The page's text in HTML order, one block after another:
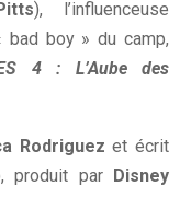
), l’influenceuse
boy » du camp,
4 : L’Aube des
Rodriguez et écrit
produit par Disney